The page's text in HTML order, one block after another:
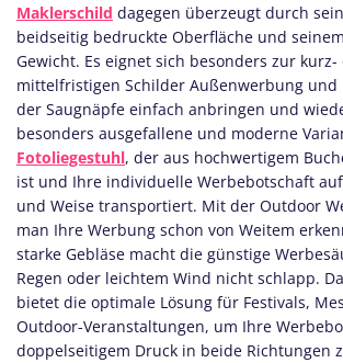
Maklerschild dagegen überzeugt durch
beidseitig bedruckte Oberfläche und
Gewicht. Es eignet sich besonders zur kurz-
mittelfristigen Schilder Außenwerbung und
der Saugnäpfe einfach anbringen und
besonders ausgefallene und moderne
Fotoliegestuhl, der aus hochwertigem
ist und Ihre individuelle Werbebotschaft
und Weise transportiert. Mit der Outdoor
man Ihre Werbung schon von Weitem
starke Gebläse macht die günstige
Regen oder leichtem Wind nicht schlapp.
bietet die optimale Lösung für Festivals,
Outdoor-Veranstaltungen, um Ihre
doppelseitigem Druck in beide Richtungen